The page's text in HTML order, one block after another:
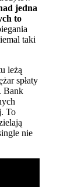
jedna
to
taki
leżą
spłaty
Bank
To
nie